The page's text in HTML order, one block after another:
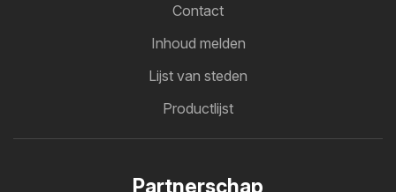
Contact
Inhoud melden
Lijst van steden
Productlijst
Partnerschap